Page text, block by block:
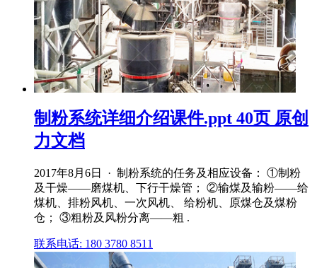
制粉系统详细介绍课件.ppt 40页 原创
力文档
2017年8月6日 · 制粉系统的任务及相应设备： ①制粉
及干燥——磨煤机、下行干燥管； ②输煤及输粉——给
煤机、排粉风机、一次风机、 给粉机、原煤仓及煤粉
仓； ③粗粉及风粉分离——粗 .
联系电话: 180 3780 8511